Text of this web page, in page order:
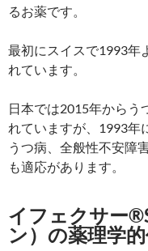
るお薬です。
最初にスイスで1993年
れています。
日本では2015年からう
れていますが、1993年
うつ病、全般性不安障
も適応があります。
イフェクサー
ン）の薬理学